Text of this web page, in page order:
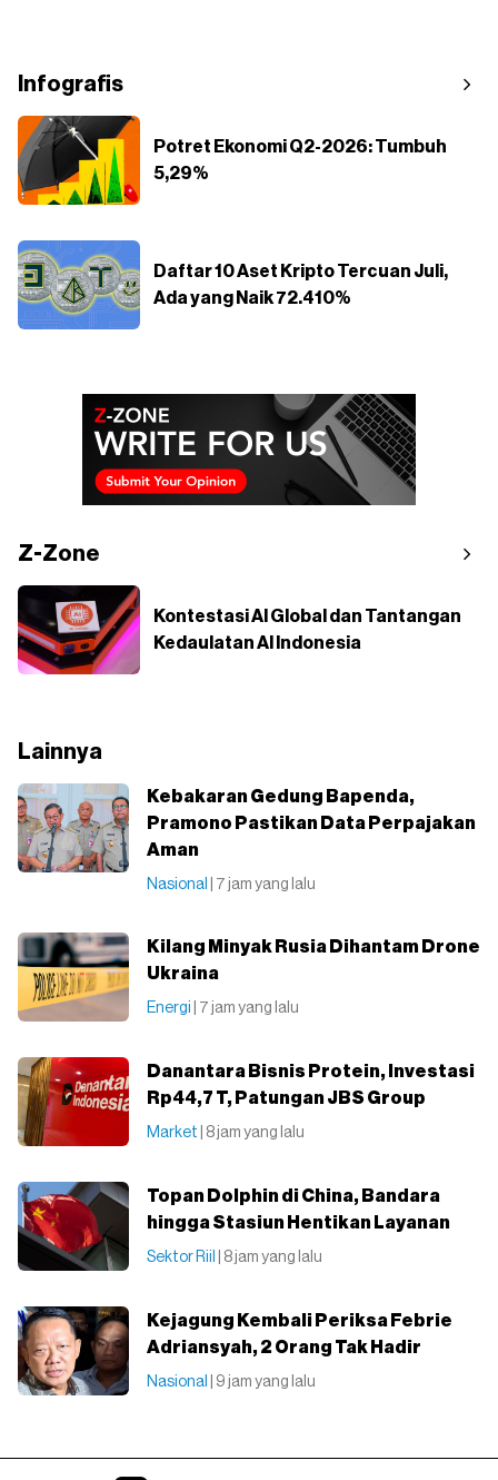
Infografis
Potret Ekonomi Q2-2026: Tumbuh
5,29%
Daftar 10 Aset Kripto Tercuan Juli,
Ada yang Naik 72.410%
Z-Zone
Kontestasi AI Global dan Tantangan
Kedaulatan AI Indonesia
Lainnya
Kebakaran Gedung Bapenda,
Pramono Pastikan Data Perpajakan
Aman
Nasional | 7 jam yang lalu
Kilang Minyak Rusia Dihantam Drone
Ukraina
Energi | 7 jam yang lalu
Danantara Bisnis Protein, Investasi
Rp44,7 T, Patungan JBS Group
Market | 8 jam yang lalu
Topan Dolphin di China, Bandara
hingga Stasiun Hentikan Layanan
Sektor Riil | 8 jam yang lalu
Kejagung Kembali Periksa Febrie
Adriansyah, 2 Orang Tak Hadir
Nasional | 9 jam yang lalu